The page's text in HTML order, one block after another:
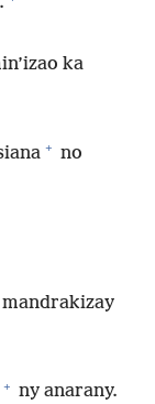
ka
+ no
+ ny anarany.